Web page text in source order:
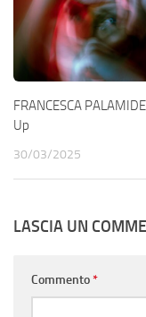
FRANCESCA
Up
30/03/2025
LASCIA UN
Commento*